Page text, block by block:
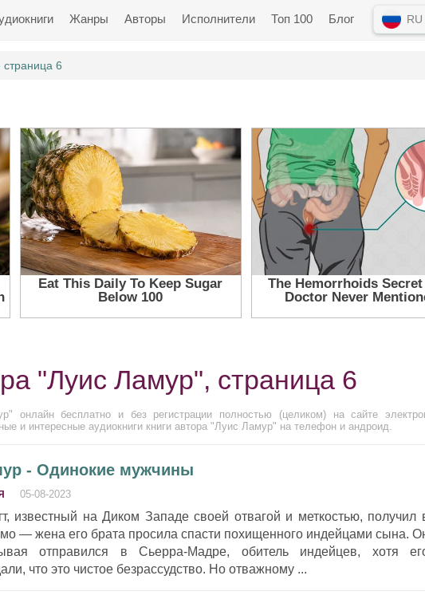
Жанры Авторы Исполнители Топ 100 Блог RU
6
"Луис Ламур", страница 6
онлайн бесплатно и без регистрации полностью (целиком) на сайте
и интересные аудиокниги книги автора "Луис Ламур" на телефон и андроид.
- Одинокие мужчины
05-08-2023
известный на Диком Западе своей отвагой и меткостью, получил
— жена его брата просила спасти похищенного индейцами сына.
отправился в Сьерра-Мадре, обитель индейцев, хотя
что это чистое безрассудство. Но отважному ...